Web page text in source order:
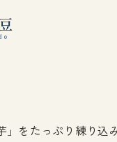
」をたっぷり練り込